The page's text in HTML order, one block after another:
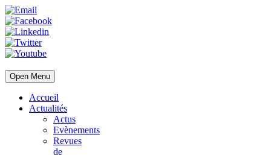
Open Menu
Accueil
Actualités
Actus
Evènements
Revues
de